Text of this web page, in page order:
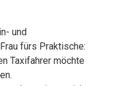
und
fürs Praktische:
Taxifahrer möchte